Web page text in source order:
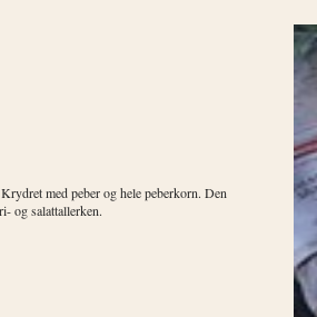
med peber og hele peberkorn. Den
og salattallerken.